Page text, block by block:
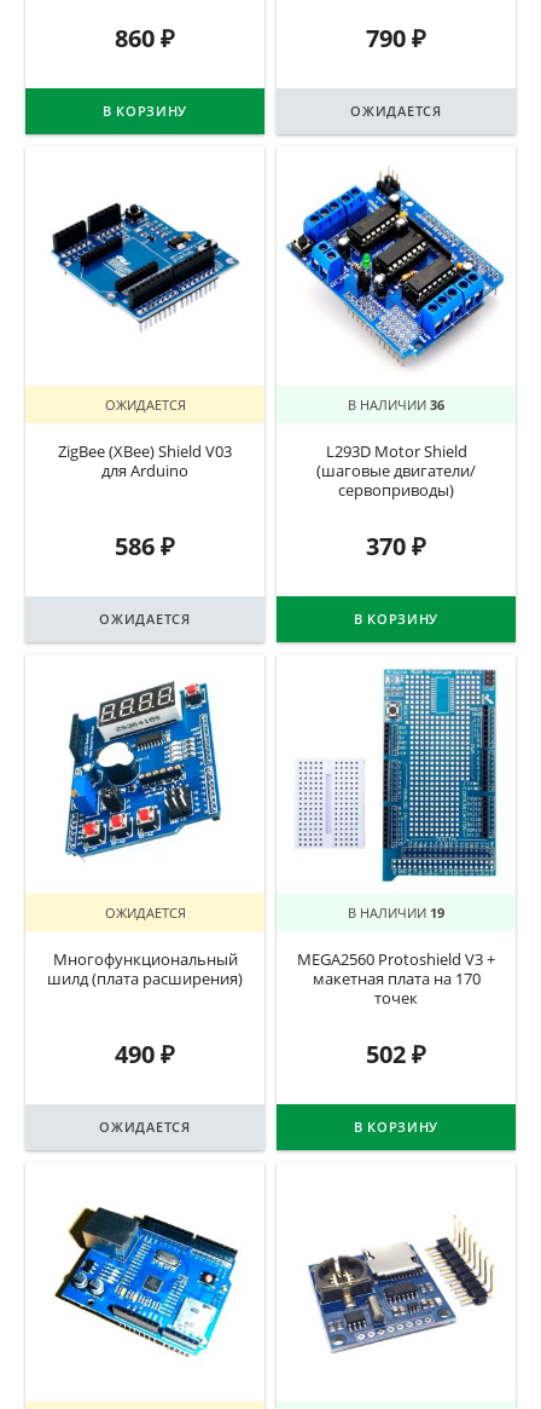
860₽
В КОРЗИНУ
790₽
ОЖИДАЕТСЯ
ОЖИДАЕТСЯ
ZigBee (XBee) Shield V03
для Arduino
586₽
ОЖИДАЕТСЯ
В НАЛИЧИИ 36
L293D Motor Shield
(шаговые двигатели/
сервоприводы)
370₽
В КОРЗИНУ
ОЖИДАЕТСЯ
Многофункциональный
шилд (плата расширения)
490₽
ОЖИДАЕТСЯ
В НАЛИЧИИ 19
MEGA2560 Protoshield V3 +
макетная плата на 170
точек
502₽
В КОРЗИНУ